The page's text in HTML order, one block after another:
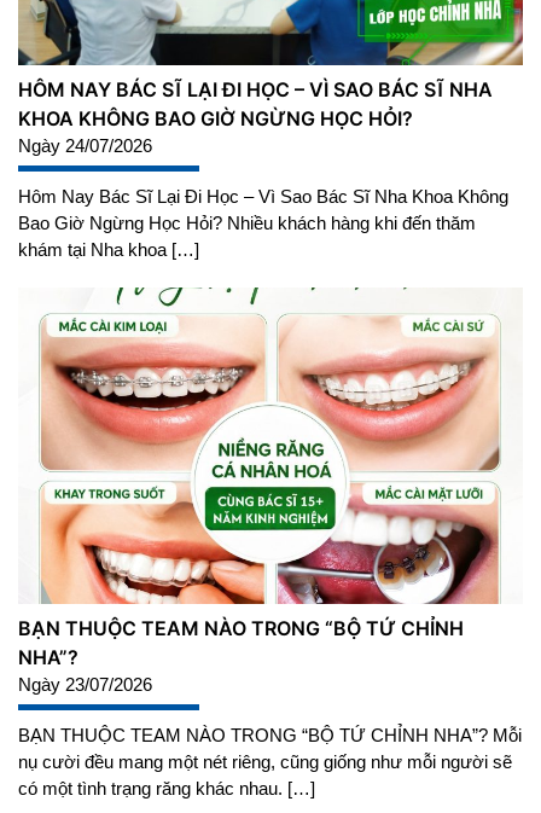
HÔM NAY BÁC SĨ LẠI ĐI HỌC – VÌ SAO BÁC SĨ NHA
KHOA KHÔNG BAO GIỜ NGỪNG HỌC HỎI?
Ngày 24/07/2026
Hôm Nay Bác Sĩ Lại Đi Học – Vì Sao Bác Sĩ Nha Khoa Không
Bao Giờ Ngừng Học Hỏi? Nhiều khách hàng khi đến thăm
khám tại Nha khoa […]
BẠN THUỘC TEAM NÀO TRONG “BỘ TỨ CHỈNH
NHA”?
Ngày 23/07/2026
BẠN THUỘC TEAM NÀO TRONG “BỘ TỨ CHỈNH NHA”? Mỗi
nụ cười đều mang một nét riêng, cũng giống như mỗi người sẽ
có một tình trạng răng khác nhau. […]